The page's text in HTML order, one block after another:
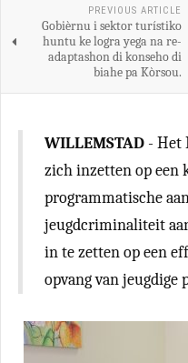
PREVIOUS ARTICLE
Gobièrnu i sektor turístiko
huntu ke logra yega na re-
adaptashon di konseho di
biahe pa Kòrsou.
WILLEMSTAD - Het
zich inzetten op een
programmatische
jeugdcriminaliteit
in te zetten op een
opvang van jeugdige